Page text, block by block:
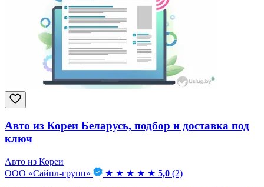
Авто из Кореи Беларусь, подбор и доставка под
ключ
Авто из Кореи
ООО «Сайпл-групп»
★ ★ ★ ★ ★ 5,0 (2)